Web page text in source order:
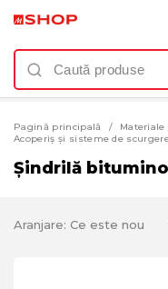
Pagină principală
Acoperiș și sisteme de
Șindrilă
Aranjare: